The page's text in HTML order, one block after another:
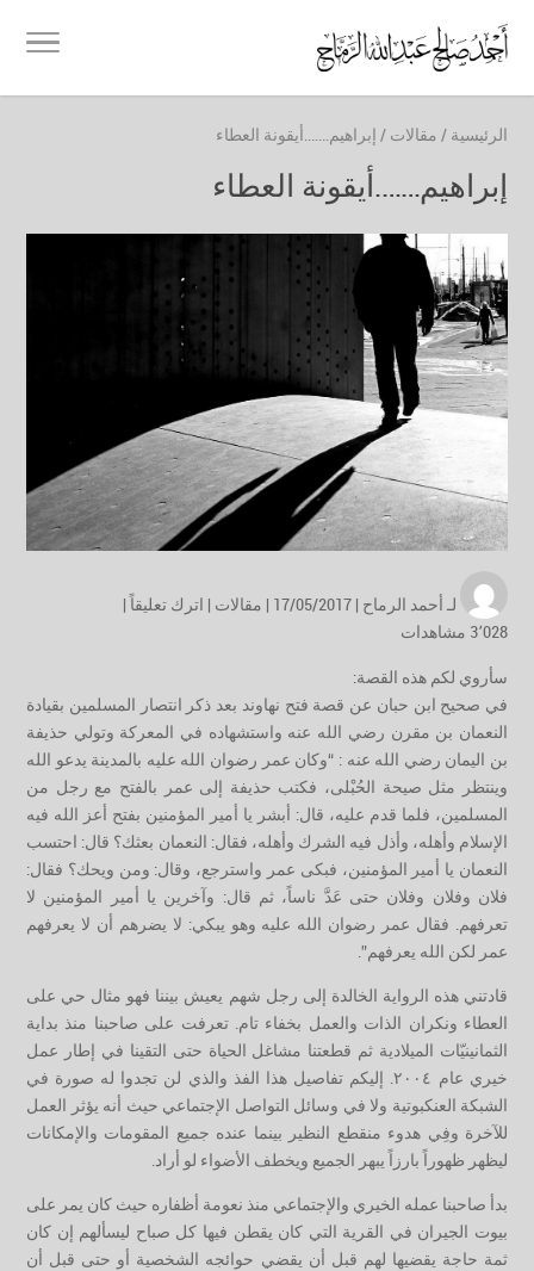
الرئيسية / مقالات / إبراهيم…….أيقونة العطاء
إبراهيم…….أيقونة العطاء
لـ أحمد الرماح مقالات اترك تعليقاً
3٬028 مشاهدات
سأروي لكم هذه القصة:
في صحيح ابن حبان عن قصة فتح نهاوند بعد ذكر انتصار المسلمين بقيادة
النعمان بن مقرن رضي الله عنه واستشهاده في المعركة وتولي حذيفة
بن اليمان رضي الله عنه : “وكان عمر رضوان الله عليه بالمدينة يدعو الله
وينتظر مثل صيحة الحُبْلى، فكتب حذيفة إلى عمر بالفتح مع رجل من
المسلمين، فلما قدم عليه، قال: أبشر يا أمير المؤمنين بفتح أعز الله فيه
الإسلام وأهله، وأذل فيه الشرك وأهله، فقال: النعمان بعثك؟ قال: احتسب
النعمان يا أمير المؤمنين، فبكى عمر واسترجع، وقال: ومن ويحك؟ فقال:
فلان وفلان وفلان حتى عَدَّ ناساً، ثم قال: وآخرين يا أمير المؤمنين لا
تعرفهم. فقال عمر رضوان الله عليه وهو يبكي: لا يضرهم أن لا يعرفهم
عمر لكن الله يعرفهم”.
قادتني هذه الرواية الخالدة إلى رجل شهم يعيش بيننا فهو مثال حي على
العطاء ونكران الذات والعمل بخفاء تام. تعرفت على صاحبنا منذ بداية
الثمانينيّات الميلادية ثم قطعتنا مشاغل الحياة حتى التقينا في إطار عمل
خيري عام ٢٠٠٤. إليكم تفاصيل هذا الفذ والذي لن تجدوا له صورة في
الشبكة العنكبوتية ولا في وسائل التواصل الإجتماعي حيث أنه يؤثر العمل
للآخرة وفِي هدوء منقطع النظير بينما عنده جميع المقومات والإمكانات
ليظهر ظهوراً بارزاً يبهر الجميع ويخطف الأضواء لو أراد.
بدأ صاحبنا عمله الخيري والإجتماعي منذ نعومة أظفاره حيث كان يمر على
بيوت الجيران في القرية التي كان يقطن فيها كل صباح ليسألهم إن كان
ثمة حاجة يقضيها لهم قبل أن يقضي حوائجه الشخصية أو حتى قبل أن